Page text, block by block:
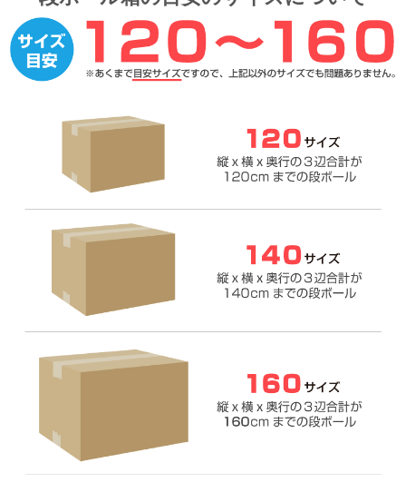
段ボール箱の目安のサイズについて